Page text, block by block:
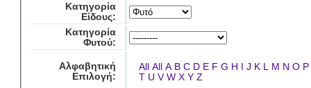
Κατηγορία
Είδους:
Κατηγορία
Φυτού:
Αλφαβητική
Επιλογή:
All All A B C D E F G H I J K L M N O P
T U V W X Y Z